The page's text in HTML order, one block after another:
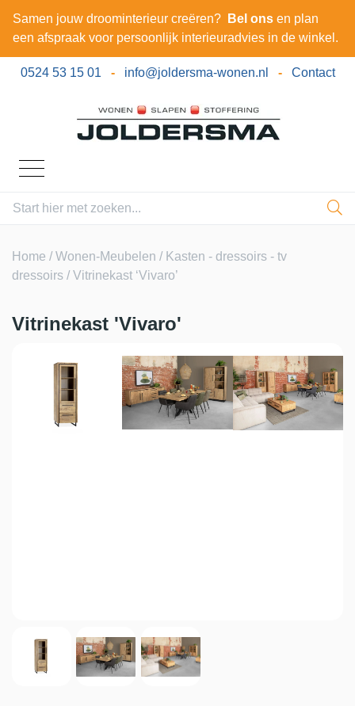
Samen jouw droominterieur creëren? Bel ons en plan
een afspraak voor persoonlijk interieuradvies in de winkel.
0524 53 15 01 - info@joldersma-wonen.nl - Contact
Home /Wonen-Meubelen / Kasten - dressoirs - tv
dressoirs / Vitrinekast ‘Vivaro’
Vitrinekast 'Vivaro'